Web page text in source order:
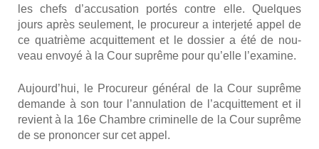
les chefs d’ac­cu­sa­tion por­tés contre elle. Quelques
jours après seule­ment, le pro­cu­reur a inter­je­té appel de
ce qua­trième acquit­te­ment et le dos­sier a été de nou­
veau envoyé à la Cour suprême pour qu’elle l’examine.
Aujourd’hui, le Pro­cu­reur géné­ral de la Cour suprême
demande à son tour l’annulation de l’ac­quit­te­ment et il
revient à la 16e Chambre cri­mi­nelle de la Cour suprême
de se pro­non­cer sur cet appel.